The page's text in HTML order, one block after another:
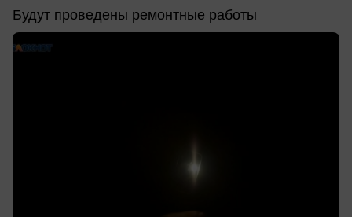
Будут проведены ремонтные работы